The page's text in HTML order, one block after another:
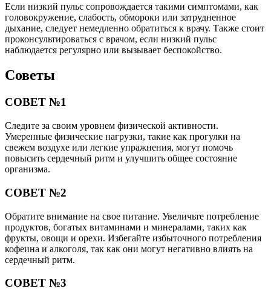
Если низкий пульс сопровождается такими симптомами, как
головокружение, слабость, обмороки или затрудненное
дыхание, следует немедленно обратиться к врачу. Также стоит
проконсультироваться с врачом, если низкий пульс
наблюдается регулярно или вызывает беспокойство.
Советы
СОВЕТ №1
Следите за своим уровнем физической активности.
Умеренные физические нагрузки, такие как прогулки на
свежем воздухе или легкие упражнения, могут помочь
повысить сердечный ритм и улучшить общее состояние
организма.
СОВЕТ №2
Обратите внимание на свое питание. Увеличьте потребление
продуктов, богатых витаминами и минералами, таких как
фрукты, овощи и орехи. Избегайте избыточного потребления
кофеина и алкоголя, так как они могут негативно влиять на
сердечный ритм.
СОВЕТ №3